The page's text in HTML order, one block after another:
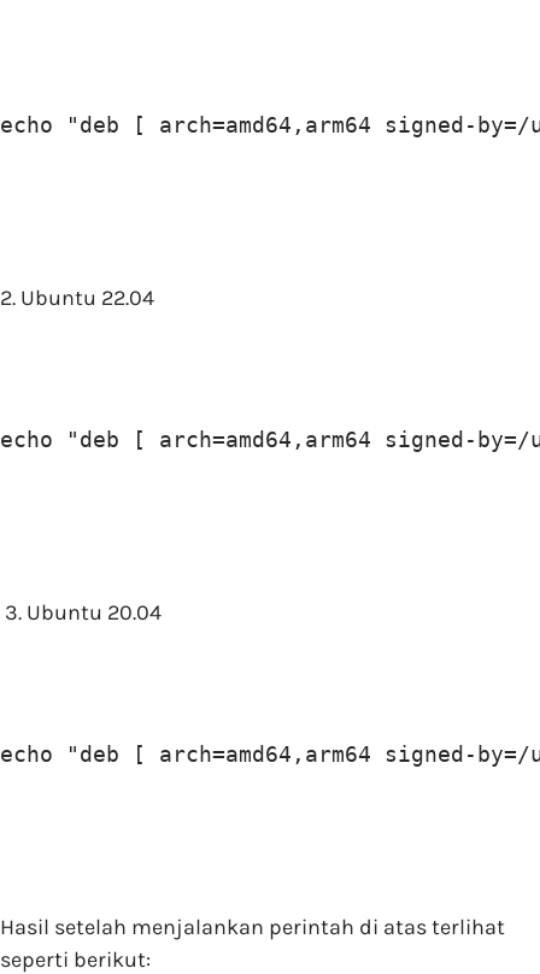
echo "deb [ arch=amd64,arm64 signed-
2. Ubuntu 22.04
echo "deb [ arch=amd64,arm64 signed-
3. Ubuntu 20.04
echo "deb [ arch=amd64,arm64 signed-
Hasil setelah menjalankan perintah di atas terlihat
seperti berikut: